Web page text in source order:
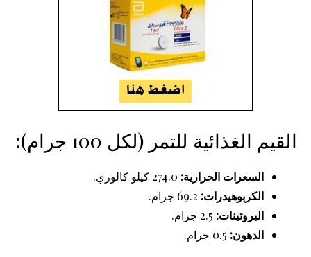
القيم الغذائية للتمر (لكل 100 جرام):
السعرات الحرارية:
الكربوهيدرات:
البروتينات:
الدهون: